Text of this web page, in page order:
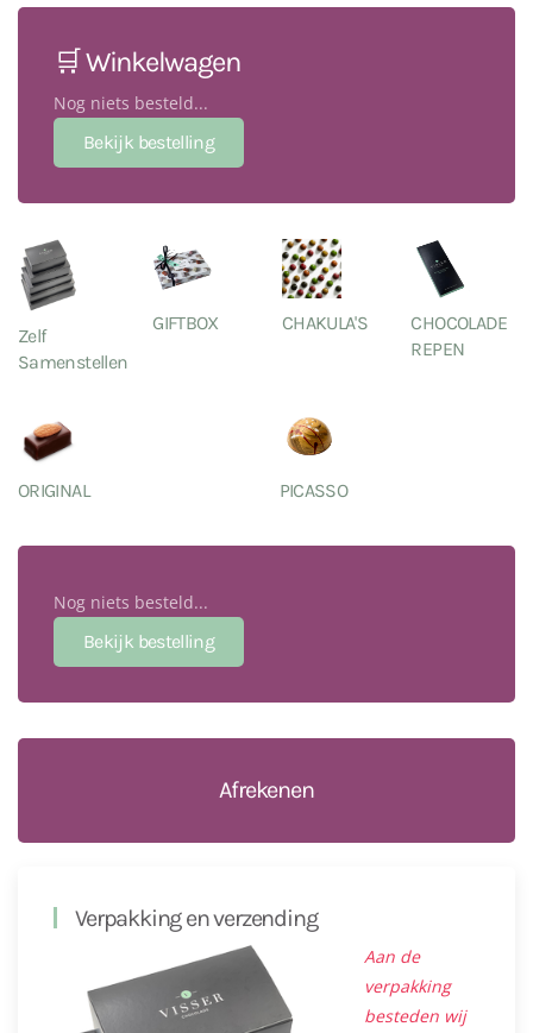
🛒 Winkelwagen
Nog niets besteld...
Zelf
Samenstellen
GIFTBOX CHAKULA'S
CHOCOLADE
REPEN
ORIGINAL PICASSO
Nog niets besteld...
Afrekenen
Verpakking en verzending
Aan de
verpakking
besteden wij